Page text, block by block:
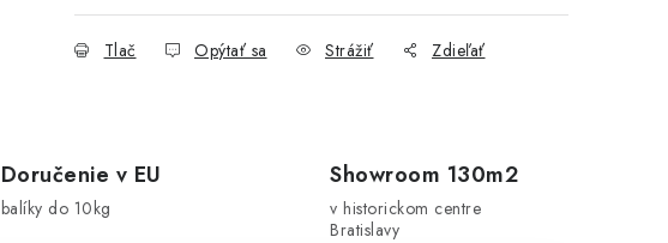
Tlač Opýtať sa Strážiť Zdieľať
Doručenie v EU
balíky do 10kg
Showroom 130m2
v historickom centre
Bratislavy